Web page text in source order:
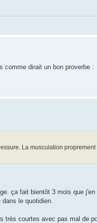
comme dirait un bon proverbe :
La musculation proprement
ça fait bientôt 3 mois que j'en
le quotidien.
très courtes avec pas mal de